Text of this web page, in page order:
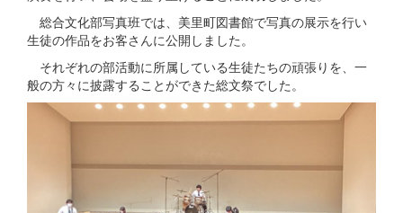
総合文化部写真班では、美里町図書館で写真の展示を行い
生徒の作品をお客さんに公開しました。
それぞれの部活動に所属している生徒たちの頑張りを、一
般の方々に披露することができた総文祭でした。